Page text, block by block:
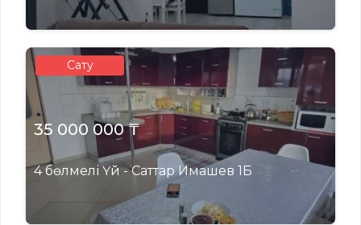
Сату
35 000 000 ₸
4 бөлмелі Үй - Саттар Имашев 1Б